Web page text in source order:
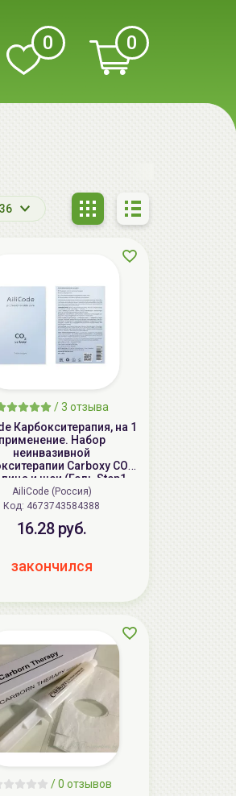
0 0
36
/3 отзыва
Карбокситерапия, на 1
применение. Набор
неинвазивной
Carboxy CO2
и шеи (Гель Step1
Маска Step2 1шт)
AiliCode (Россия)
Код: 4673743584388
16.28 руб.
закончился
/ 0 отзывов